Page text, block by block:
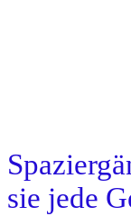
sie jede